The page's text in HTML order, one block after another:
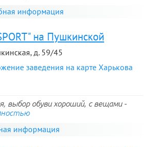
информация
на Пушкинской
д. 59/45
заведения на карте Харькова
выбор обуви хороший, с вещами -
информация